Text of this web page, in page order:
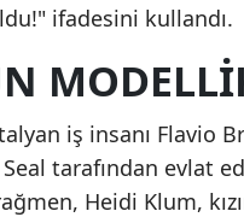
ifadesini kullandı.
iş insanı Flavio
tarafından evlat
Heidi Klum,